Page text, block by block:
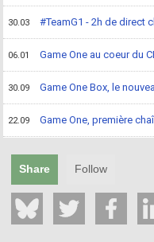
30.03 #TeamG1 - 2h de direct
06.01 Game One au coeur du
30.09 Game One Box, le
22.09 Game One, première
Share Follow